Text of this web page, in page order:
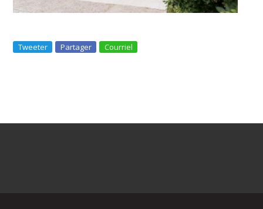
Tweeter Partager Courriel